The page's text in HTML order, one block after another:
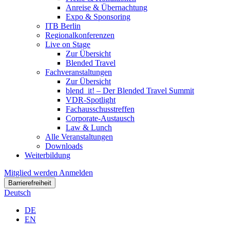
Anreise & Übernachtung
Expo & Sponsoring
ITB Berlin
Regionalkonferenzen
Live on Stage
Zur Übersicht
Blended Travel
Fachveranstaltungen
Zur Übersicht
blend_it! – Der Blended Travel Summit
VDR-Spotlight
Fachausschusstreffen
Corporate-Austausch
Law & Lunch
Alle Veranstaltungen
Downloads
Weiterbildung
Mitglied werden Anmelden
Barrierefreiheit
Deutsch
DE
EN